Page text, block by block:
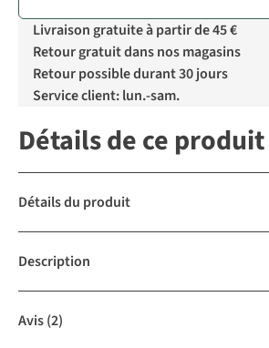
Livraison gratuite à partir de 45 €
Retour gratuit dans nos magasins
Retour possible durant 30 jours
Service client: lun.-sam.
Détails de ce produit
Détails du produit
Description
Avis(2)